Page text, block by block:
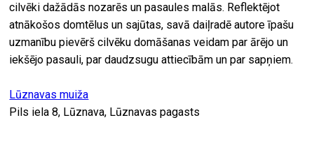
cilvēki dažādās nozarēs un pasaules malās. Reflektējot
atnākošos domtēlus un sajūtas, savā daiļradē autore īpašu
uzmanību pievērš cilvēku domāšanas veidam par ārējo un
iekšējo pasauli, par daudzsugu attiecībām un par sapņiem.
Lūznavas muiža
Pils iela 8, Lūznava, Lūznavas pagasts